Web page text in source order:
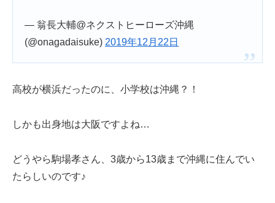
— 翁長大輔@ネクストヒーローズ沖縄
(@onagadaisuke) 2019年12月22日
高校が横浜だったのに、小学校は沖縄？！
しかも出身地は大阪ですよね…
どうやら駒場孝さん、3歳から13歳まで沖縄に住んでい
たらしいのです♪